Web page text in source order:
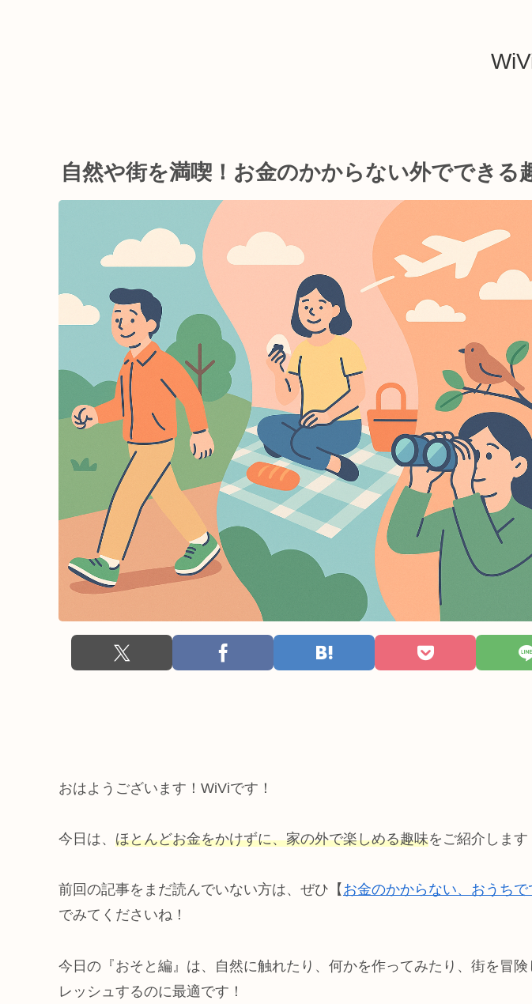
自然や街を満喫！お金のかからない外でできる
おはようございます！WiViです！
今日は、 ほとんどお金をかけずに、家の外で楽しめる趣味をご紹介します
前回の記事をまだ読んでいない方は、ぜひ【 お金のかからない、おうち
でみてくださいね！
今日の『おそと編』は、自然に触れたり、何かを作ってみたり、街を冒
レッシュするのに最適です！